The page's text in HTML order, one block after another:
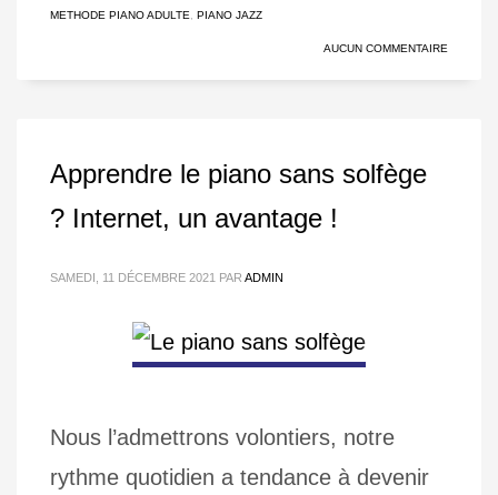
METHODE PIANO ADULTE PIANO JAZZ
AUCUN COMMENTAIRE
Apprendre le piano sans solfège
? Internet, un avantage !
SAMEDI, 11 DÉCEMBRE 2021 PAR ADMIN
Nous l’admettrons volontiers, notre
rythme quotidien a tendance à devenir